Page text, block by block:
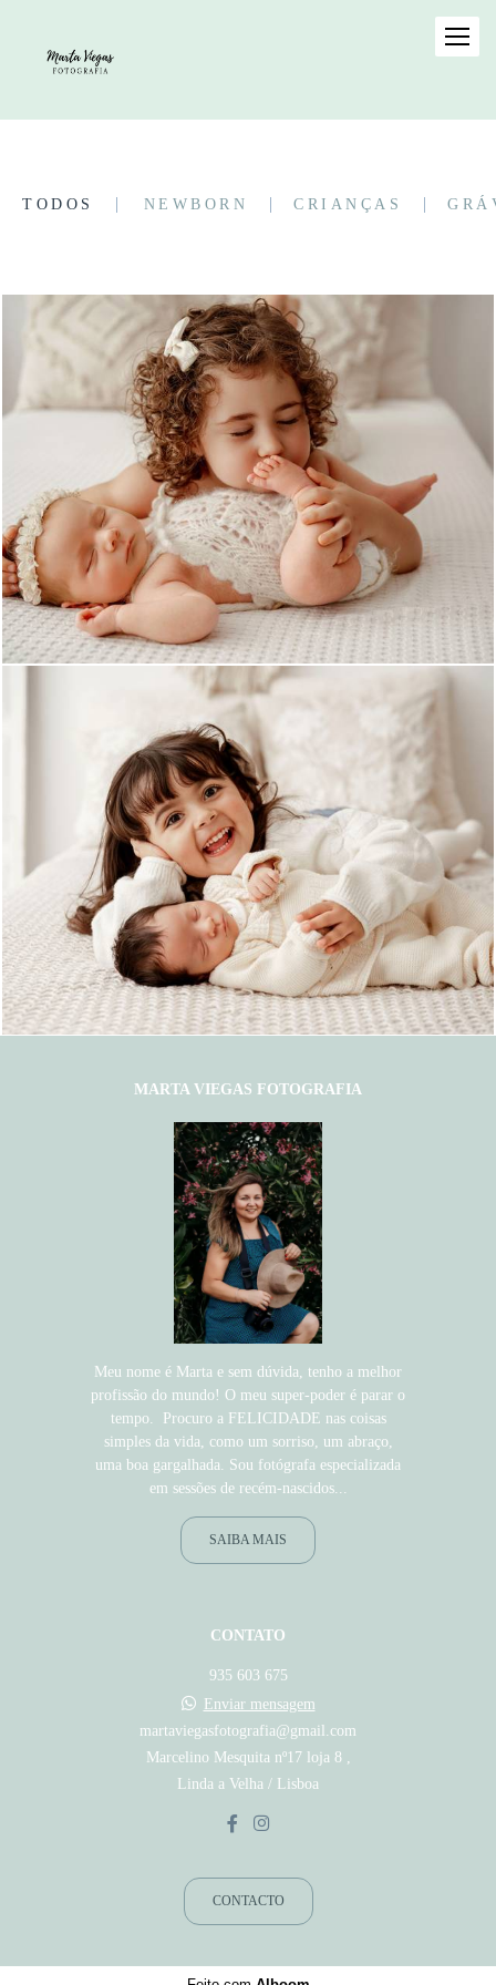
TODOS NEWBORN CRIANÇAS
1393 22
524
MARTA VIEGAS FOTOGRAFIA
Meu nome é Marta e sem dúvida, tenho a melhor
profissão do mundo! O meu super-poder é parar o
tempo. Procuro a FELICIDADE nas coisas
simples da vida, como um sorriso, um abraço,
uma boa gargalhada. Sou fotógrafa especializada
em sessões de recém-nascidos...
SAIBA MAIS
CONTATO
935 603 675
Enviar mensagem
martaviegasfotografia@gmail.com
Marcelino Mesquita nº17 loja 8 ,
Linda a Velha / Lisboa
CONTACTO